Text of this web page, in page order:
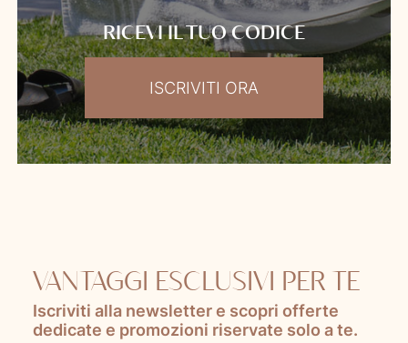
RICEVI IL TUO CODICE
ISCRIVITI ORA
VANTAGGI ESCLUSIVI PER TE
Iscriviti alla newsletter e scopri offerte
dedicate e promozioni riservate solo a te.